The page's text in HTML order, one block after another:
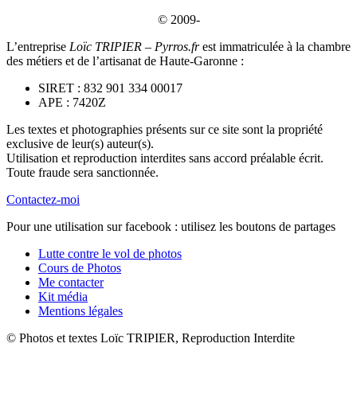
© 2009-
L’entreprise Loïc TRIPIER – Pyrros.frest immatriculée à la chambre
des métiers et de l’artisanat de Haute-Garonne :
SIRET : 832 901 334 00017
APE : 7420Z
Les textes et photographies présents sur ce site sont la propriété
exclusive de leur(s) auteur(s).
Utilisation et reproduction interdites sans accord préalable écrit.
Toute fraude sera sanctionnée.
Contactez-moi
Pour une utilisation sur facebook : utilisez les boutons de partages
Lutte contre le vol de photos
Cours de Photos
Me contacter
Kit média
Mentions légales
© Photos et textes Loïc TRIPIER, Reproduction Interdite